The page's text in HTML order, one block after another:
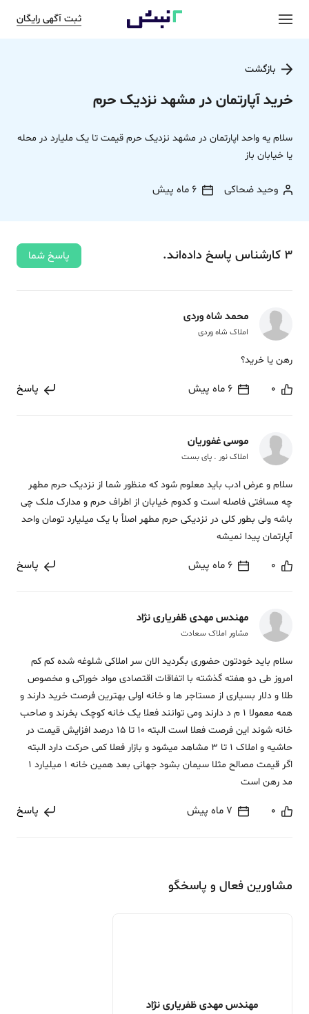
ثبت آگهی رایگان
بازگشت
خرید آپارتمان در مشهد نزدیک حرم
سلام یه واحد اپارتمان در مشهد نزدیک حرم قیمت تا یک ملیارد در محله
یا خیابان باز
وحید ضحاکی 6 ماه پیش
3 کارشناس پاسخ داده‌اند. پاسخ شما
محمد شاه وردی
املاک شاه وردی
رهن یا خرید؟
0 6 ماه پیش پاسخ
موسی غفوریان
املاک نور . پای بست
سلام و عرض ادب باید معلوم شود که منظور شما از نزدیک حرم مطهر
چه مسافتی فاصله است و کدوم خیابان از اطراف حرم و مدارک ملک چی
باشه ولی بطور کلی در نزدیکی حرم مطهر اصلأ با یک میلیارد تومان واحد
آپارتمان پیدا نمیشه
0 6 ماه پیش پاسخ
مهندس مهدی ظفریاری نژاد
مشاور املاک سعادت
سلام باید خودتون حضوری بگردید الان سر املاکی شلوغه شده کم کم
امروز طی دو هفته گذشته با اتفاقات اقتصادی مواد خوراکی و مخصوص
طلا و دلار بسیاری از مستاجر ها و خانه اولی بهترین فرصت خرید دارند و
همه معمولا 1 م د دارند ومی توانند فعلا یک خانه کوچک بخرند و صاحب
خانه شوند این فرصت فعلا است البته 10 تا 15 درصد افزایش قیمت در
حاشیه و املاک 1 تا 3 مشاهد میشود و بازار فعلا کمی حرکت دارد البته
اگر قیمت مصالح مثلا سیمان بشود جهانی بعد همین خانه 1 میلیارد 1
مد رهن است
0 7 ماه پیش پاسخ
مشاورین فعال و پاسخگو
مهندس مهدی ظفریاری نژاد